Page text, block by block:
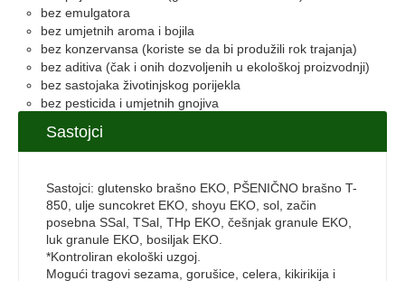
bez emulgatora
bez umjetnih aroma i bojila
bez konzervansa (koriste se da bi produžili rok trajanja)
bez aditiva (čak i onih dozvoljenih u ekološkoj proizvodnji)
bez sastojaka životinjskog porijekla
bez pesticida i umjetnih gnojiva
Sastojci
Sastojci: glutensko brašno EKO, PŠENIČNO brašno T-
850, ulje suncokret EKO, shoyu EKO, sol, začin
posebna SSal, TSal, THp EKO, češnjak granule EKO,
luk granule EKO, bosiljak EKO.
*Kontroliran ekološki uzgoj.
Mogući tragovi sezama, gorušice, celera, kikirikija i